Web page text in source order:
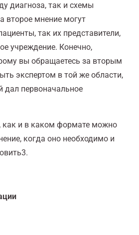
диагноза, так и схемы
второе мнение могут
так их представители,
учреждение. Конечно,
вы обращаетесь за вторым
экспертом в той же области,
дал первоначальное
как и в каком формате можно
когда оно необходимо и
3.